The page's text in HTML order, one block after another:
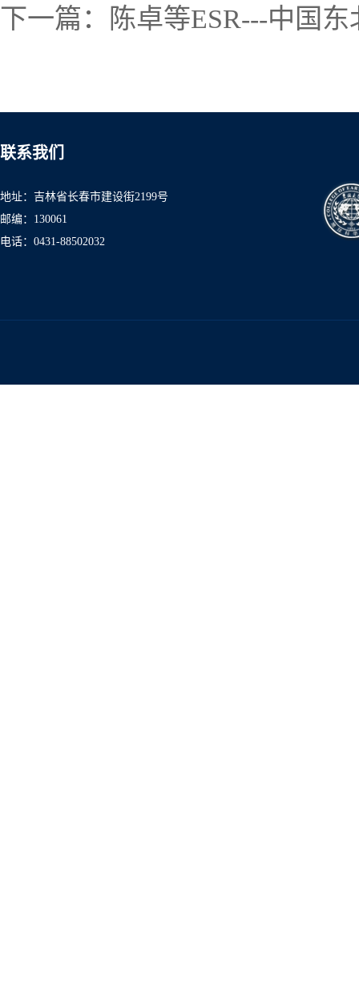
下一篇： 陈卓等ESR---中国
联系我们
地址：吉林省长春市建设街2199号
邮编：130061
电话：0431-88502032